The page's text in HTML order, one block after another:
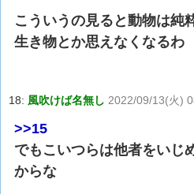
こういうの見ると動物は純
生き物とか思えなくなるわ
18: 風吹けば名無し 2022/09/13(火)
>>15
でもこいつらは他者をいじ
からな